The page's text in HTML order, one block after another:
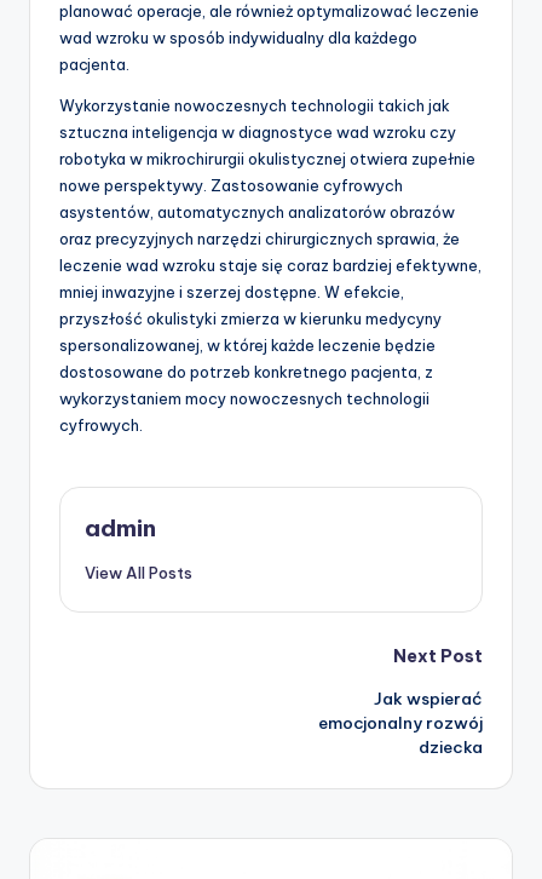
planować operacje, ale również optymalizować leczenie
wad wzroku w sposób indywidualny dla każdego
pacjenta.
Wykorzystanie nowoczesnych technologii takich jak
sztuczna inteligencja w diagnostyce wad wzroku czy
robotyka w mikrochirurgii okulistycznej otwiera zupełnie
nowe perspektywy. Zastosowanie cyfrowych
asystentów, automatycznych analizatorów obrazów
oraz precyzyjnych narzędzi chirurgicznych sprawia, że
leczenie wad wzroku staje się coraz bardziej efektywne,
mniej inwazyjne i szerzej dostępne. W efekcie,
przyszłość okulistyki zmierza w kierunku medycyny
spersonalizowanej, w której każde leczenie będzie
dostosowane do potrzeb konkretnego pacjenta, z
wykorzystaniem mocy nowoczesnych technologii
cyfrowych.
admin
View All Posts
Next Post
Jak wspierać
emocjonalny rozwój
dziecka